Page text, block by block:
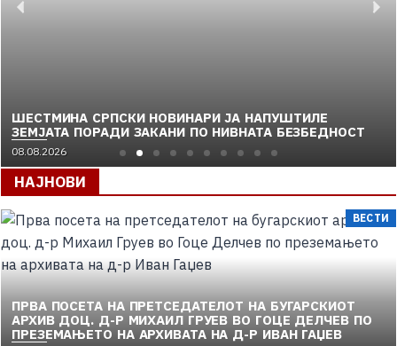
ШЕСТМИНА СРПСКИ НОВИНАРИ ЈА НАПУШТИЛЕ
ЗЕМЈАТА ПОРАДИ ЗАКАНИ ПО НИВНАТА БЕЗБЕДНОСТ
08.08.2026
НАЈНОВИ
ВЕСТИ
ПРВА ПОСЕТА НА ПРЕТСЕДАТЕЛОТ НА БУГАРСКИОТ
АРХИВ ДОЦ. Д-Р МИХАИЛ ГРУЕВ ВО ГОЦЕ ДЕЛЧЕВ ПО
ПРЕЗЕМАЊЕТО НА АРХИВАТА НА Д-Р ИВАН ГАЏЕВ